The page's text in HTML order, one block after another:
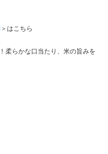
＞はこちら
柔らかな口当たり、米の旨みを